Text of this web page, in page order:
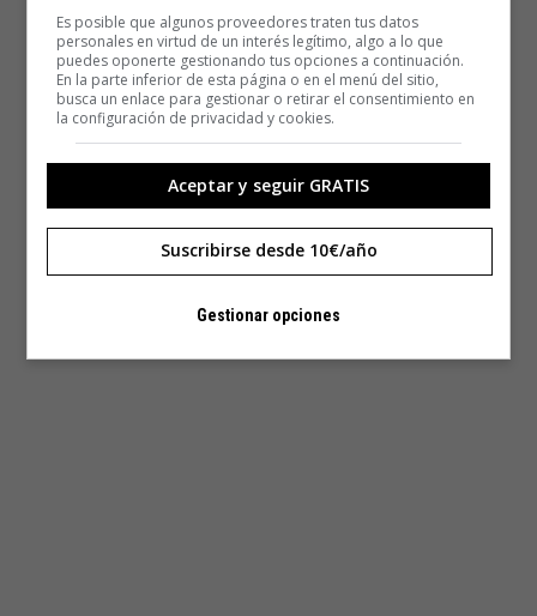
Es posible que algunos proveedores traten tus datos
personales en virtud de un interés legítimo, algo a lo que
puedes oponerte gestionando tus opciones a continuación.
En la parte inferior de esta página o en el menú del sitio,
busca un enlace para gestionar o retirar el consentimiento en
la configuración de privacidad y cookies.
Aceptar y seguir GRATIS
Suscribirse desde 10€/año
Gestionar opciones